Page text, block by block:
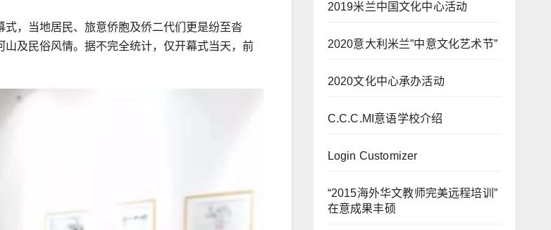
，当地居民、旅意侨胞及侨二代们更是纷至沓
及民俗风情。据不完全统计，仅开幕式当天，前
2019米兰中国文化中心活动
2020意大利米兰”中意文化艺术节”
2020文化中心承办活动
C.C.C.MI意语学校介绍
Login Customizer
“2015海外华文教师完美远程培训”
在意成果丰硕